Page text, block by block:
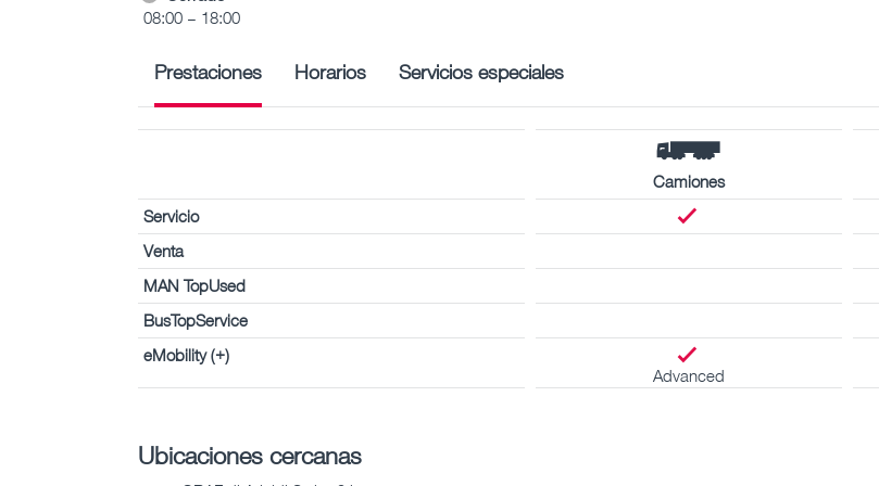
08:00 – 18:00
Prestaciones Horarios Servicios especiales
Camiones
Servicio
Venta
MAN TopUsed
BusTopService
eMobility (+)
Advanced
Ubicaciones cercanas